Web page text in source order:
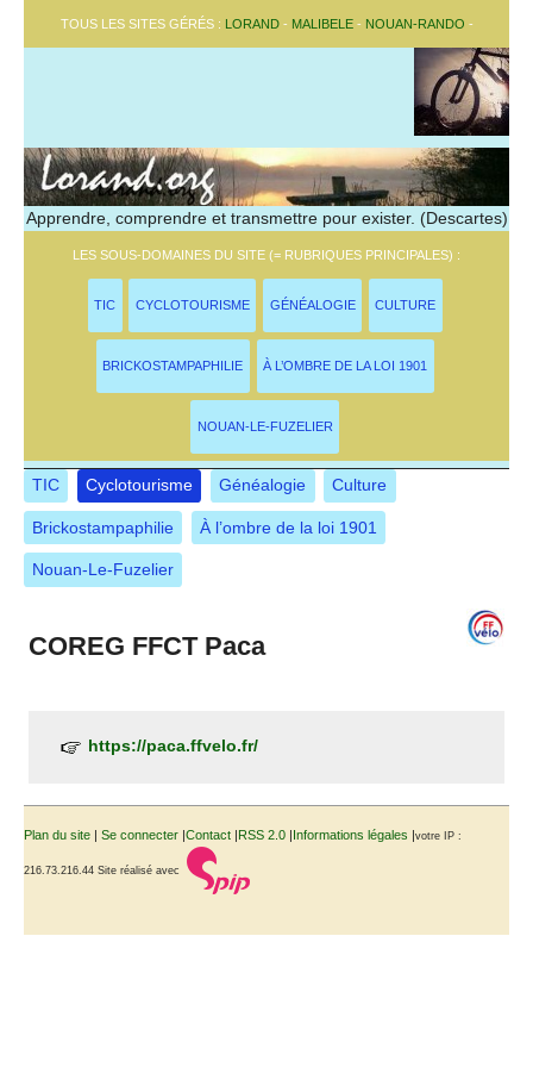
TOUS LES SITES GÉRÉS : LORAND- MALIBELE- NOUAN-RANDO -
Apprendre, comprendre et transmettre pour exister. (Descartes)
LES SOUS-DOMAINES DU SITE (= RUBRIQUES PRINCIPALES) :
TIC CYCLOTOURISME GÉNÉALOGIE CULTURE
BRICKOSTAMPAPHILIE À L’OMBRE DE LA LOI 1901
NOUAN-LE-FUZELIER
TIC Cyclotourisme Généalogie Culture
Brickostampaphilie À l’ombre de la loi 1901
Nouan-Le-Fuzelier
COREG FFCT Paca
https://paca.ffvelo.fr/
Plan du site Se connecter Contact RSS 2.0 Informations légales votre IP :
216.73.216.44 Site réalisé avec